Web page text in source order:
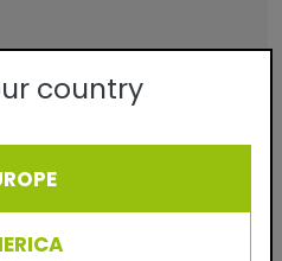
utilization
country